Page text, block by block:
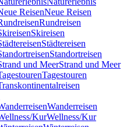
Neue Reisen
Rund­reisen
Ski­reisen
Städte­reisen
Standort­reisen
Strand und Meer
Tagestouren
Wander­reisen
Wellness/Kur